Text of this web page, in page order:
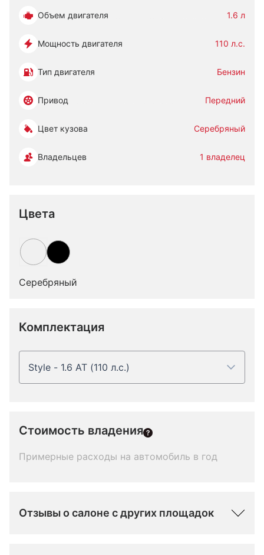
Объем двигателя 1.6 л
Мощность двигателя 110 л.с.
Тип двигателя Бензин
Привод Передний
Цвет кузова Серебряный
Владельцев 1 владелец
Цвета
Серебряный
Комплектация
Style - 1.6 AT (110 л.с.)
Стоимость владения
Примерные расходы на автомобиль в год
Отзывы о салоне с других площадок